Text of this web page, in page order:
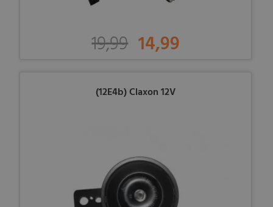
19,99 14,99
(12E4b) Claxon 12V